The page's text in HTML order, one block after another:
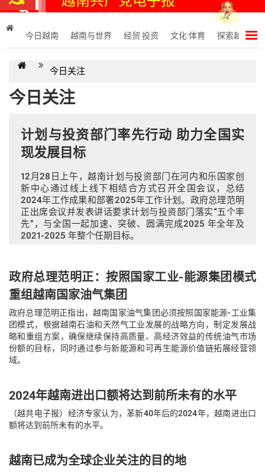
今日越南 越南与世界 经贸·投资 文化·体育 探索越南
今日关注
今日关注
计划与投资部门率先行动 助力全国实
现发展目标
12月28日上午，越南计划与投资部门在河内和乐国家创
新中心通过线上线下相结合方式召开全国会议，总结
2024年工作成果和部署2025年工作计划。政府总理范明
正出席会议并发表讲话要求计划与投资部门落实“五个率
先”，与全国一起加速、突破、圆满完成2025 年全年及
2021-2025 年整个任期目标。
政府总理范明正：按照国家工业-能源集团模式
重组越南国家油气集团
政府总理范明正指出，越南国家油气集团必须按照国家能源-工业集
团模式，根据越南石油和天然气工业发展的战略方向，制定发展战
略和重组方案，确保继续保持高质量、高经济效益的传统油气市场
份额的目标，同时通过参与新能源和可再生能源价值链拓展经营领
域。
2024年越南进出口额将达到前所未有的水平
（越共电子报）经济专家认为，革新40年后的2024年，越南进出口
额将达到前所未有的水平。
越南已成为全球企业关注的目的地